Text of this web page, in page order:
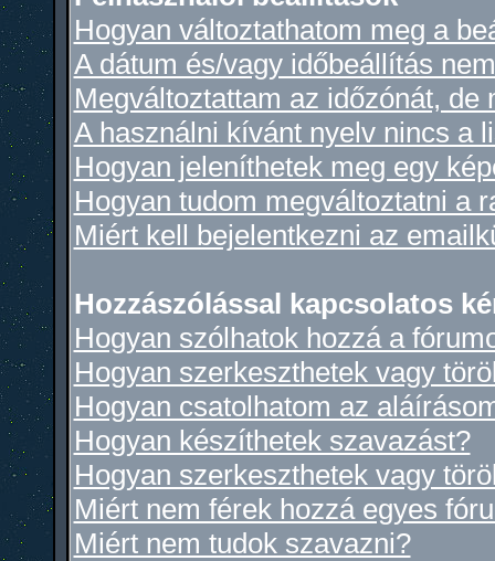
Hogyan változtathatom meg a
A dátum és/vagy időbeállítás
Megváltoztattam az időzónát, de
A használni kívánt nyelv nincs a
Hogyan jeleníthetek meg egy
Hogyan tudom megváltoztatni a
Miért kell bejelentkezni az
Hozzászólással kapcsolatos
Hogyan szólhatok hozzá a
Hogyan szerkeszthetek vagy
Hogyan csatolhatom az
Hogyan készíthetek szavazást?
Hogyan szerkeszthetek vagy
Miért nem férek hozzá egyes
Miért nem tudok szavazni?